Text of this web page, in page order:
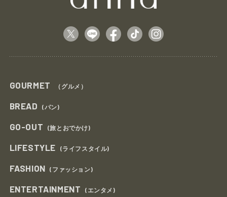
GOURMET （グルメ）
BREAD (パン)
GO-OUT (旅とおでかけ)
LIFESTYLE (ライフスタイル)
FASHION (ファッション)
ENTERTAINMENT (エンタメ)